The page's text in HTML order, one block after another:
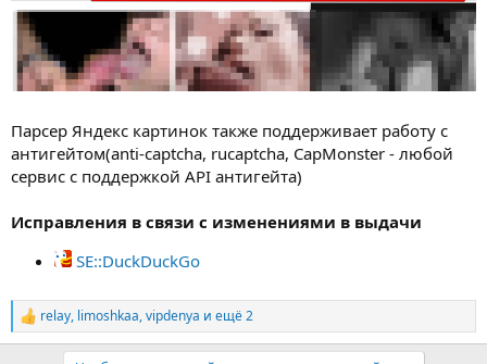
Парсер Яндекс картинок также поддерживает работу с
антигейтом(anti-captcha, rucaptcha, CapMonster - любой
сервис с поддержкой API антигейта)
Исправления в связи с изменениями в выдачи
SE::DuckDuckGo
Р
е
relay, limoshkaa,vipdenya и ещё 2